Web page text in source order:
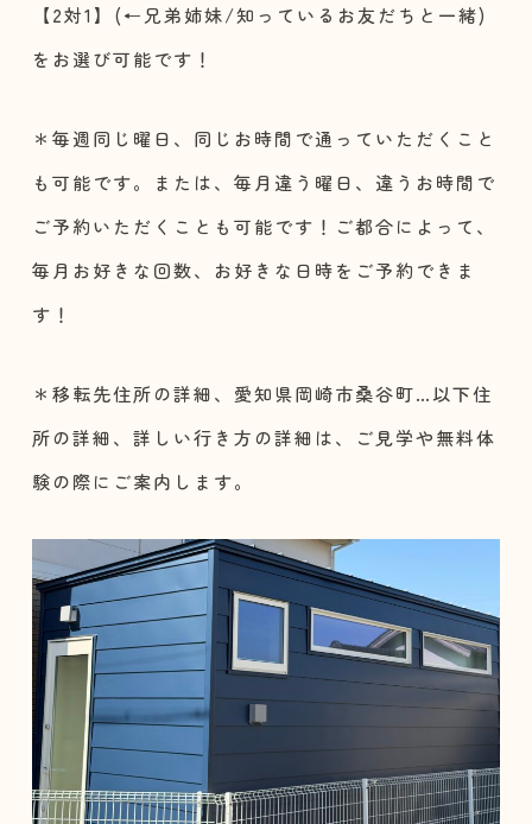
【2対1】(←兄弟姉妹/知っているお友だちと一緒)
をお選び可能です！
＊毎週同じ曜日、同じお時間で通っていただくこと
も可能です。または、毎月違う曜日、違うお時間で
ご予約いただくことも可能です！ご都合によって、
毎月お好きな回数、お好きな日時をご予約できま
す！
＊移転先住所の詳細、愛知県岡崎市桑谷町…以下住
所の詳細、詳しい行き方の詳細は、ご見学や無料体
験の際にご案内します。